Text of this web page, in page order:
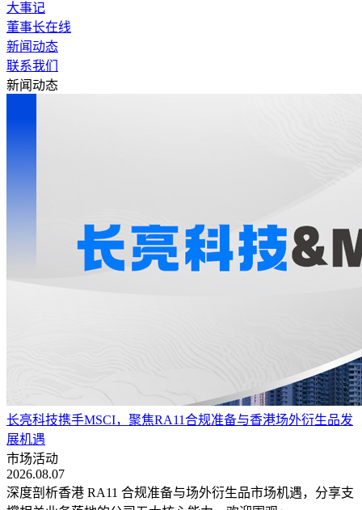
大事记
董事长在线
新闻动态
联系我们
新闻动态
长亮科技携手MSCI，聚焦RA11合规准备与香港场外衍生品发
展机遇
市场活动
2026.08.07
深度剖析香港 RA11 合规准备与场外衍生品市场机遇，分享支